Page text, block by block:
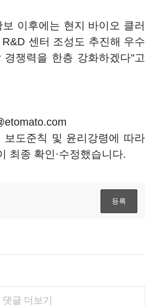
이후에는 현지 바이오 클러
센터 조성도 추진해 우수
쟁력을 한층 강화하겠다"고
보도준칙 및 윤리강령에 따라
최종 확인·수정했습니다.
댓글 더보기